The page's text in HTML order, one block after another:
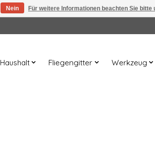
Haushalt Fliegengitter Werkzeug
Nein Für weitere Informationen beachten Sie